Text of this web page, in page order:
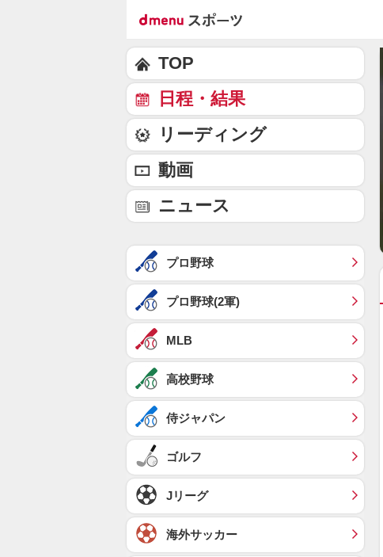
TOP
日程・結果
リーディング
動画
ニュース
プロ野球
プロ野球(2軍)
MLB
高校野球
侍ジャパン
ゴルフ
Jリーグ
海外サッカー